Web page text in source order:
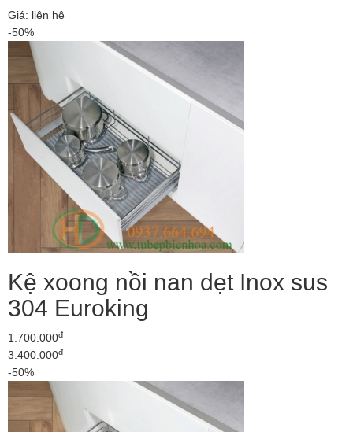
Giá: liên hệ
-50%
Kệ xoong nồi nan dẹt Inox sus
304 Euroking
1.700.000đ
3.400.000đ
-50%